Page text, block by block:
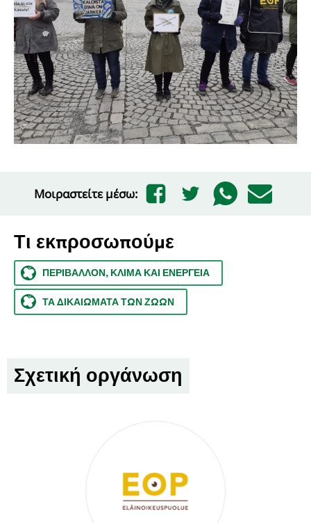
Μοιραστείτε μέσω:
Τι εκπροσωπούμε
ΠΕΡΙΒΆΛΛΟΝ, ΚΛΊΜΑ ΚΑΙ ΕΝΈΡΓΕΙΑ
ΤΑ ΔΙΚΑΙΏΜΑΤΑ ΤΩΝ ΖΏΩΝ
Σχετική οργάνωση